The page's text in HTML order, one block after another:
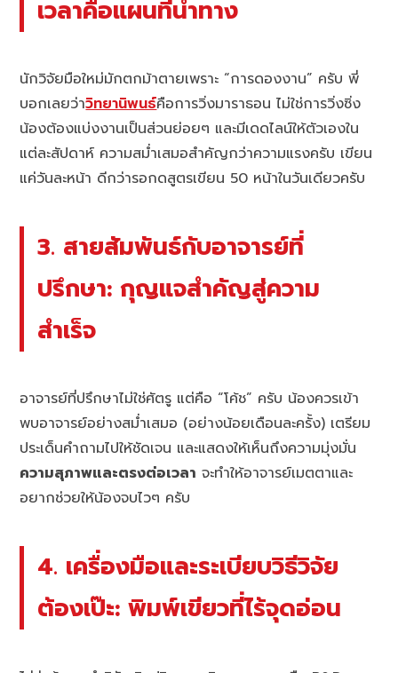
เวลาคือแผนที่นำทาง
นักวิจัยมือใหม่มักตกม้าตายเพราะ “การดองงาน” ครับ พี่
บอกเลยว่าวิทยานิพนธ์คือการวิ่งมาราธอน ไม่ใช่การวิ่งซิ่ง
น้องต้องแบ่งงานเป็นส่วนย่อยๆ และมีเดดไลน์ให้ตัวเองใน
แต่ละสัปดาห์ ความสม่ำเสมอสำคัญกว่าความแรงครับ เขียน
แค่วันละหน้า ดีกว่ารอกดสูตรเขียน 50 หน้าในวันเดียวครับ
3. สายสัมพันธ์กับอาจารย์ที่
ปรึกษา: กุญแจสำคัญสู่ความ
สำเร็จ
อาจารย์ที่ปรึกษาไม่ใช่ศัตรู แต่คือ “โค้ช” ครับ น้องควรเข้า
พบอาจารย์อย่างสม่ำเสมอ (อย่างน้อยเดือนละครั้ง) เตรียม
ประเด็นคำถามไปให้ชัดเจน และแสดงให้เห็นถึงความมุ่งมั่น
ความสุภาพและตรงต่อเวลา จะทำให้อาจารย์เมตตาและ
อยากช่วยให้น้องจบไวๆ ครับ
4. เครื่องมือและระเบียบวิธีวิจัย
ต้องเป๊ะ: พิมพ์เขียวที่ไร้จุดอ่อน